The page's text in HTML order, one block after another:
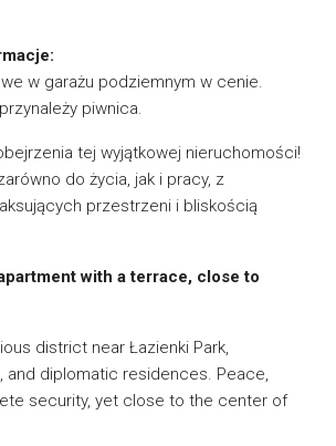
w garażu podziemnym w cenie.
piwnica.
tej wyjątkowej nieruchomości!
do życia, jak i pracy, z
przestrzeni i bliskością
with a terrace, close to
district near Łazienki Park,
and diplomatic residences. Peace,
security, yet close to the center of